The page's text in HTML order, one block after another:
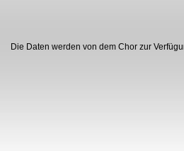
Die Daten werden von dem Chor zur